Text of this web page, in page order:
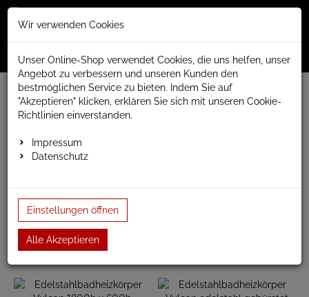
Menü
www.anapont.eu Badheizkörper
Design Badheizkörper
Edelstahl
Vulcan
Vulcan
Wir verwenden Cookies
Unser Online-Shop verwendet Cookies, die uns helfen, unser
Angebot zu verbessern und unseren Kunden den
bestmöglichen Service zu bieten. Indem Sie auf
"Akzeptieren" klicken, erklären Sie sich mit unseren Cookie-
Richtlinien einverstanden.
Impressum
Datenschutz
Einstellungen öffnen
Alle Akzeptieren